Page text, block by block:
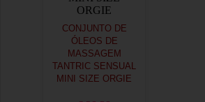
CONJUNTO DE
ÓLEOS DE
MASSAGEM
TANTRIC SENSUAL
MINI SIZE ORGIE